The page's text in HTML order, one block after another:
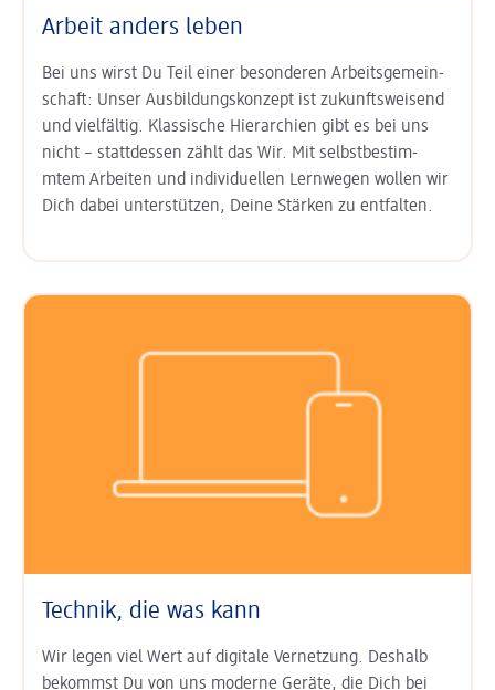
Arbeit anders leben
Bei uns wirst Du Teil einer besonderen Arbeits­gemein­
schaft: Unser Aus­bildungs­konzept ist zukunfts­weisend
und vielfältig. Klas­sische Hierarchien gibt es bei uns
nicht – statt­dessen zählt das Wir. Mit selbst­bestim­
mtem Arbeiten und indi­viduel­len Lern­wegen wollen wir
Dich dabei unter­stützen, Deine Stärken zu entfalten.
Technik, die was kann
Wir legen viel Wert auf digitale Ver­netzung. Deshalb
bekommst Du von uns moderne Geräte, die Dich bei